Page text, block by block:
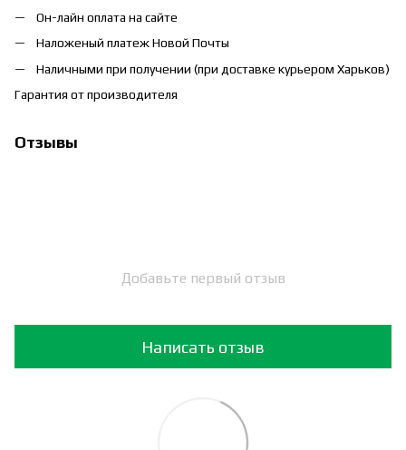
Он-лайн оплата на сайте
Наложеный платеж Новой Почты
Наличными при получении (при доставке курьером Харьков)
Гарантия от производителя
Отзывы
Добавьте первый отзыв
Написать отзыв